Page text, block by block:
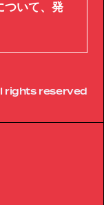
ついて、発
rights reserved